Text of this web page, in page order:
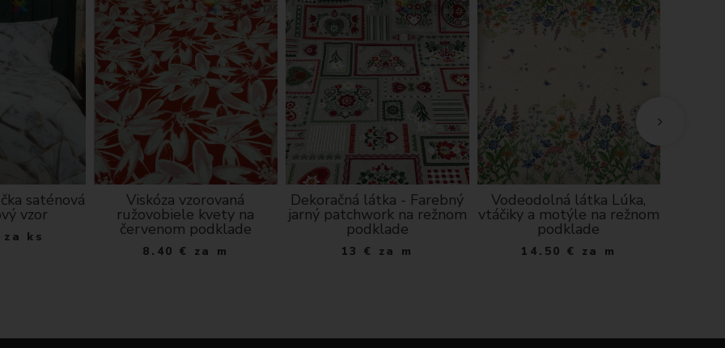
T
O
K
saténová
vzor
za ks
Viskóza vzorovaná
ružovobiele kvety na
červenom podklade
8.40 € za m
Dekoračná látka - Farebný
jarný patchwork na režnom
podklade
13 € za m
Vodeodolná látka Lúka,
vtáčiky a motýle na režnom
podklade
14.50 € za m